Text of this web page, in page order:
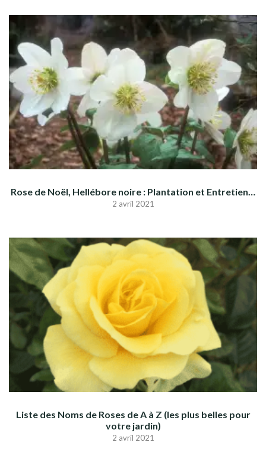
Rose de Noël, Hellébore noire : Plantation et Entretien…
2 avril 2021
Liste des Noms de Roses de A à Z (les plus belles pour
votre jardin)
2 avril 2021